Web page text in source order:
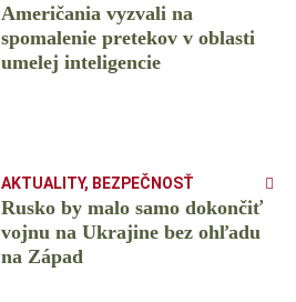
Američania vyzvali na
spomalenie pretekov v oblasti
umelej inteligencie
AKTUALITY, BEZPEČNOSŤ
Rusko by malo samo dokončiť
vojnu na Ukrajine bez ohľadu
na Západ